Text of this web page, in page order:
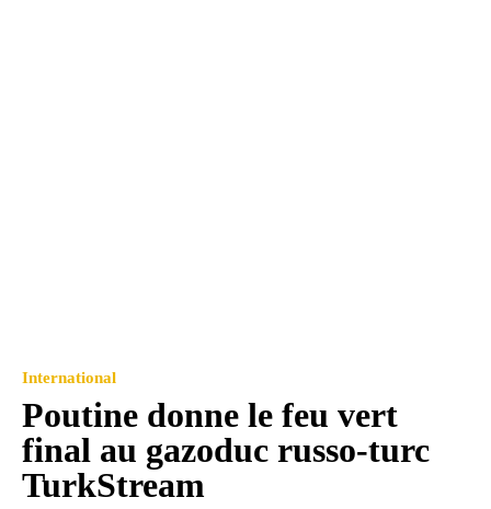
International
Poutine donne le feu vert
final au gazoduc russo-turc
TurkStream